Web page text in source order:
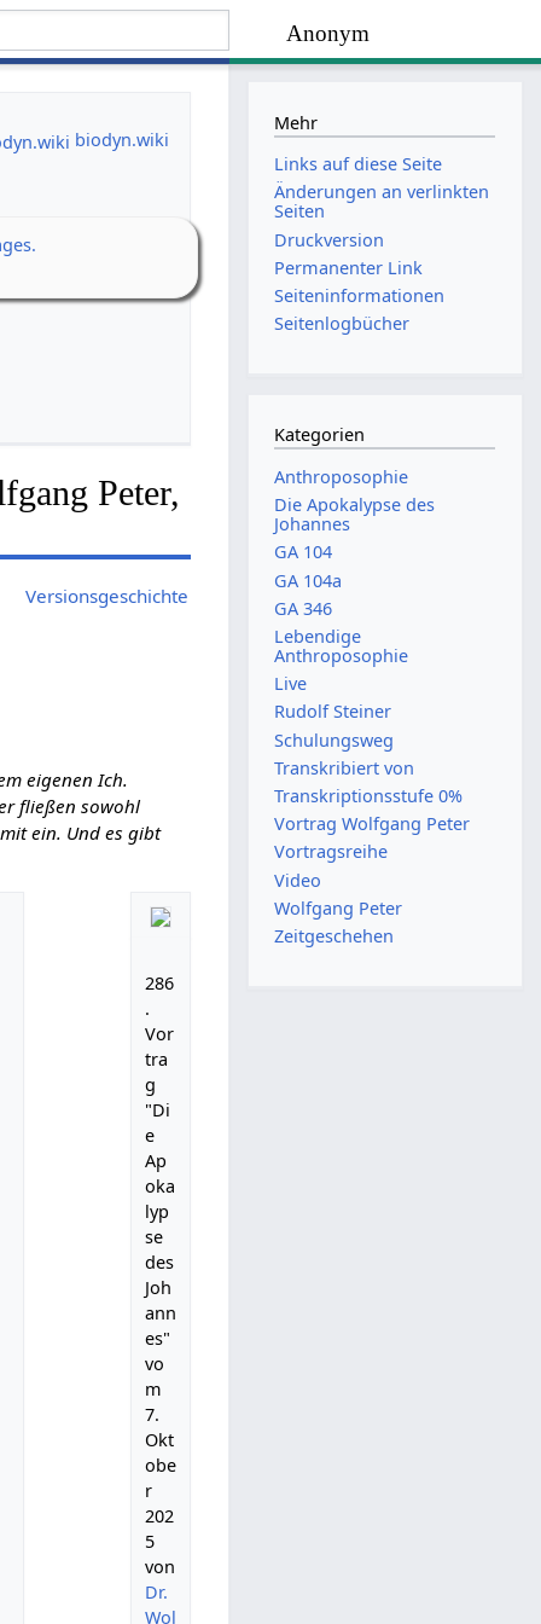
Anonym
biodyn.wiki
Peter,
Versionsgeschichte
eigenen Ich.
fließen sowohl
ein. Und es gibt
286
.
Vor
tra
g
"Di
e
Ap
oka
lyp
se
des
Joh
ann
es"
vo
m
7.
Okt
obe
r
202
5
von
Dr.
Wol
Mehr
Links auf diese Seite
Änderungen an verlinkten
Seiten
Druckversion
Permanenter Link
Seiten­­informationen
Seitenlogbücher
Kategorien
Anthroposophie
Die Apokalypse des
Johannes
GA 104
GA 104a
GA 346
Lebendige
Anthroposophie
Live
Rudolf Steiner
Schulungsweg
Transkribiert von
Transkriptionsstufe 0%
Vortrag Wolfgang Peter
Vortragsreihe
Video
Wolfgang Peter
Zeitgeschehen